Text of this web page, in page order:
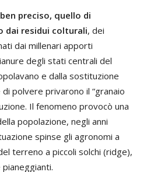
preciso, quello di
dai residui colturali, dei
dai millenari apporti
degli stati centrali del
e dalla sostituzione
polvere privarono il “granaio
Il fenomeno provocò una
popolazione, negli anni
spinse gli agronomi a
terreno a piccoli solchi (ridge),